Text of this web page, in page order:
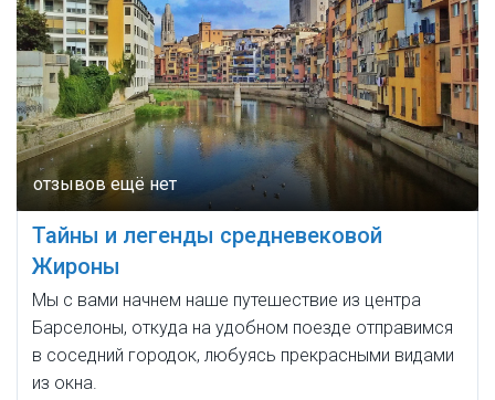
Тайны и легенды средневековой
Жироны
Мы с вами начнем наше путешествие из центра
Барселоны, откуда на удобном поезде отправимся
в соседний городок, любуясь прекрасными видами
из окна.